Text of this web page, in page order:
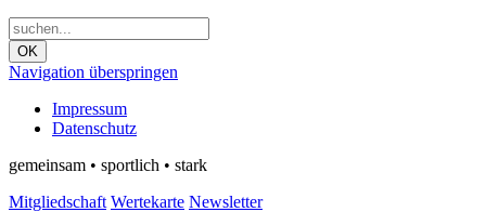
OK
Navigation überspringen
Impressum
Datenschutz
gemeinsam • sportlich • stark
Mitgliedschaft Wertekarte Newsletter